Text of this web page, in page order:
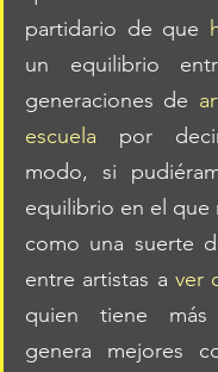
partidario de que
un equilibrio
generaciones de
escuela por
modo, si
equilibrio en el que
como una suerte
entre artistas a ver
quien tiene
genera mejores